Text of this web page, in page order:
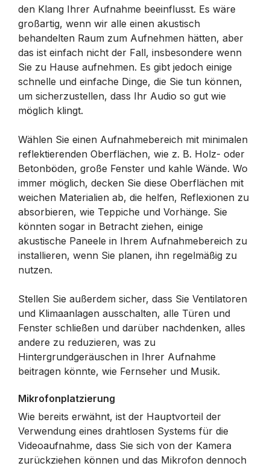
den Klang Ihrer Aufnahme beeinflusst. Es wäre
großartig, wenn wir alle einen akustisch
behandelten Raum zum Aufnehmen hätten, aber
das ist einfach nicht der Fall, insbesondere wenn
Sie zu Hause aufnehmen. Es gibt jedoch einige
schnelle und einfache Dinge, die Sie tun können,
um sicherzustellen, dass Ihr Audio so gut wie
möglich klingt.
Wählen Sie einen Aufnahmebereich mit minimalen
reflektierenden Oberflächen, wie z. B. Holz- oder
Betonböden, große Fenster und kahle Wände. Wo
immer möglich, decken Sie diese Oberflächen mit
weichen Materialien ab, die helfen, Reflexionen zu
absorbieren, wie Teppiche und Vorhänge. Sie
könnten sogar in Betracht ziehen, einige
akustische Paneele in Ihrem Aufnahmebereich zu
installieren, wenn Sie planen, ihn regelmäßig zu
nutzen.
Stellen Sie außerdem sicher, dass Sie Ventilatoren
und Klimaanlagen ausschalten, alle Türen und
Fenster schließen und darüber nachdenken, alles
andere zu reduzieren, was zu
Hintergrundgeräuschen in Ihrer Aufnahme
beitragen könnte, wie Fernseher und Musik.
Mikrofonplatzierung
Wie bereits erwähnt, ist der Hauptvorteil der
Verwendung eines drahtlosen Systems für die
Videoaufnahme, dass Sie sich von der Kamera
zurückziehen können und das Mikrofon dennoch